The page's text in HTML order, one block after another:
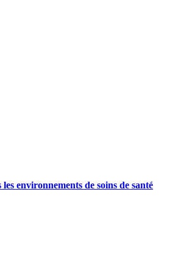
environnements de soins de santé